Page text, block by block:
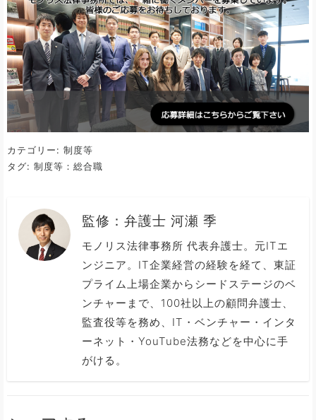
カテゴリー: 制度等
タグ: 制度等：総合職
監修： 弁護士 河瀬 季
モノリス法律事務所 代表弁護士。元ITエ
ンジニア。IT企業経営の経験を経て、東証
プライム上場企業からシードステージのベ
ンチャーまで、100社以上の顧問弁護士、
監査役等を務め、IT・ベンチャー・インタ
ーネット・YouTube法務などを中心に手
がける。